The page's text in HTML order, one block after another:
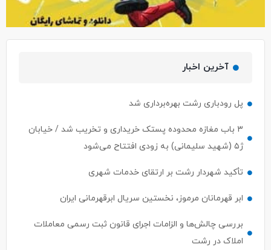
آخرین اخبار
پل رودباری رشت بهره‌برداری شد
۳ باب مغازه محدوده پستک خریداری و تخریب شد / خیابان
ژ۵ (شهید سلیمانی) به زودی افتتاح می‌شود
تأکید شهردار رشت بر ارتقای خدمات شهری
ابر قهرمانان مرموز، نخستین سریال ابرقهرمانی ایران
بررسی چالش‌ها و الزامات اجرای قانون ثبت رسمی معاملات
املاک در رشت